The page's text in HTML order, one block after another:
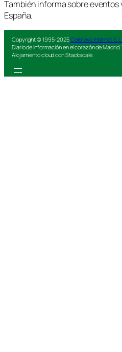
También informa sobre eventos
España.
Copyright © 1995-2025Colorvivo Internet
Diario de información en el corazón de
Alojamiento cloud con Stackscale.